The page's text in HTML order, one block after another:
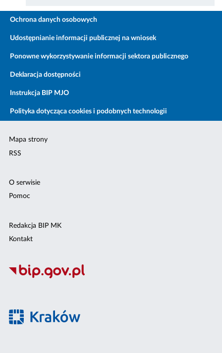
Ochrona danych osobowych
Udostępnianie informacji publicznej na wniosek
Ponowne wykorzystywanie informacji sektora publicznego
Deklaracja dostępności
Instrukcja BIP MJO
Polityka dotycząca cookies i podobnych technologii
Mapa strony
RSS
O serwisie
Pomoc
Redakcja BIP MK
Kontakt